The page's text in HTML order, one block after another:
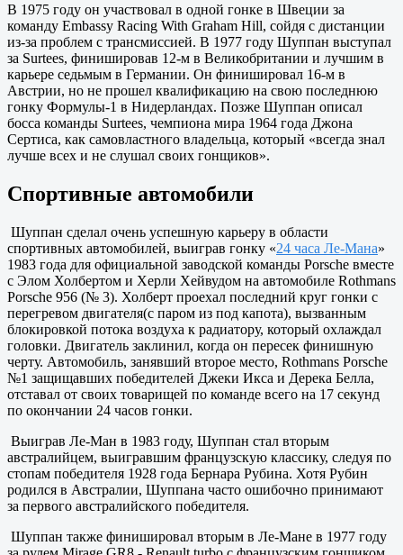
В 1975 году он участвовал в одной гонке в Швеции за
команду Embassy Racing With Graham Hill, сойдя с дистанции
из-за проблем с трансмиссией. В 1977 году Шуппан выступал
за Surtees, финишировав 12-м в Великобритании и лучшим в
карьере седьмым в Германии. Он финишировал 16-м в
Австрии, но не прошел квалификацию на свою последнюю
гонку Формулы-1 в Нидерландах. Позже Шуппан описал
босса команды Surtees, чемпиона мира 1964 года Джона
Сертиса, как самовластного владельца, который «всегда знал
лучше всех и не слушал своих гонщиков».
Спортивные автомобили
Шуппан сделал очень успешную карьеру в области
спортивных автомобилей, выиграв гонку «24 часа Ле-Мана»
1983 года для официальной заводской команды Porsche вместе
с Элом Холбертом и Херли Хейвудом на автомобиле Rothmans
Porsche 956 (№ 3). Холберт проехал последний круг гонки с
перегревом двигателя(с паром из под капота), вызванным
блокировкой потока воздуха к радиатору, который охлаждал
головки. Двигатель заклинил, когда он пересек финишную
черту. Автомобиль, занявший второе место, Rothmans Porsche
№1 защищавших победителей Джеки Икса и Дерека Белла,
отставал от своих товарищей по команде всего на 17 секунд
по окончании 24 часов гонки.
Выиграв Ле-Ман в 1983 году, Шуппан стал вторым
австралийцем, выигравшим французскую классику, следуя по
стопам победителя 1928 года Бернара Рубина. Хотя Рубин
родился в Австралии, Шуппана часто ошибочно принимают
за первого австралийского победителя.
Шуппан также финишировал вторым в Ле-Мане в 1977 году